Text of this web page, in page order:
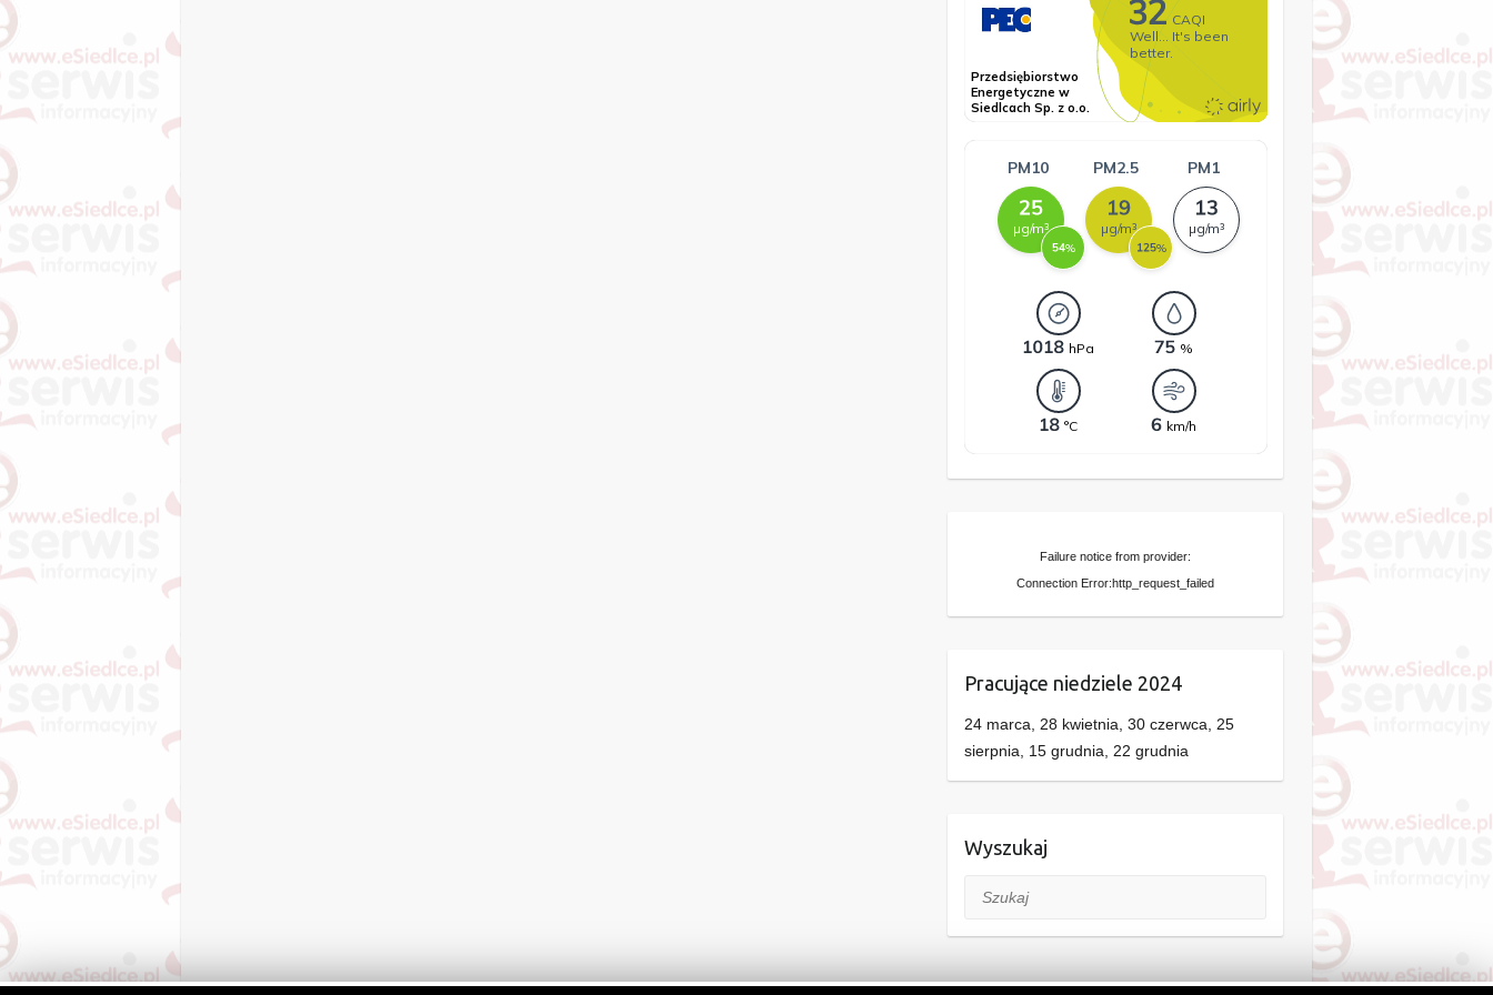
Failure notice from provider:
Connection Error:http_request_failed
Pracujące niedziele 2024
24 marca, 28 kwietnia, 30 czerwca, 25
sierpnia, 15 grudnia, 22 grudnia
Wyszukaj
Szukaj